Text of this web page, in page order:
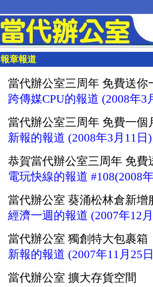
報章報道
當代辦公室三周年 免費送你
跨傳媒CPU的報道 (2008年3
當代辦公室三周年 免費一個
新報的報道 (2008年3月11日)
恭賀當代辦公室三周年 免費
電玩快線的報道 #108(2008
當代辦公室 葵涌松林倉新增
經濟一週的報道 (2007年12
當代辦公室 獨創特大包裹箱
新報的報道 (2007年11月25
當代辦公室 擴大存貨空間